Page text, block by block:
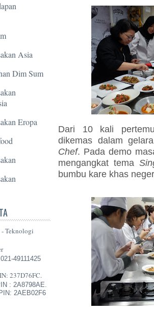
Asia
Dim Sum
Eropa
- Teknologi
021-49111425
237D76FC.
: 2A8798AE.
2AEB02F6
Dari 10 kali
dikemas dalam
Chef. Pada demo
mengangkat tema
bumbu kare khas